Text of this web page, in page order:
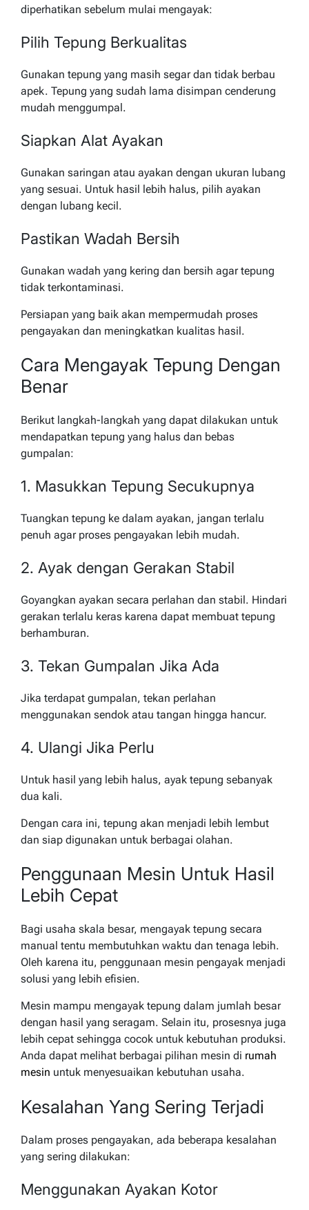
diperhatikan sebelum mulai mengayak:
Pilih Tepung Berkualitas
Gunakan tepung yang masih segar dan tidak berbau
apek. Tepung yang sudah lama disimpan cenderung
mudah menggumpal.
Siapkan Alat Ayakan
Gunakan saringan atau ayakan dengan ukuran lubang
yang sesuai. Untuk hasil lebih halus, pilih ayakan
dengan lubang kecil.
Pastikan Wadah Bersih
Gunakan wadah yang kering dan bersih agar tepung
tidak terkontaminasi.
Persiapan yang baik akan mempermudah proses
pengayakan dan meningkatkan kualitas hasil.
Cara Mengayak Tepung Dengan
Benar
Berikut langkah-langkah yang dapat dilakukan untuk
mendapatkan tepung yang halus dan bebas
gumpalan:
1. Masukkan Tepung Secukupnya
Tuangkan tepung ke dalam ayakan, jangan terlalu
penuh agar proses pengayakan lebih mudah.
2. Ayak dengan Gerakan Stabil
Goyangkan ayakan secara perlahan dan stabil. Hindari
gerakan terlalu keras karena dapat membuat tepung
berhamburan.
3. Tekan Gumpalan Jika Ada
Jika terdapat gumpalan, tekan perlahan
menggunakan sendok atau tangan hingga hancur.
4. Ulangi Jika Perlu
Untuk hasil yang lebih halus, ayak tepung sebanyak
dua kali.
Dengan cara ini, tepung akan menjadi lebih lembut
dan siap digunakan untuk berbagai olahan.
Penggunaan Mesin Untuk Hasil
Lebih Cepat
Bagi usaha skala besar, mengayak tepung secara
manual tentu membutuhkan waktu dan tenaga lebih.
Oleh karena itu, penggunaan mesin pengayak menjadi
solusi yang lebih efisien.
Mesin mampu mengayak tepung dalam jumlah besar
dengan hasil yang seragam. Selain itu, prosesnya juga
lebih cepat sehingga cocok untuk kebutuhan produksi.
Anda dapat melihat berbagai pilihan mesin di rumah
mesin untuk menyesuaikan kebutuhan usaha.
Kesalahan Yang Sering Terjadi
Dalam proses pengayakan, ada beberapa kesalahan
yang sering dilakukan:
Menggunakan Ayakan Kotor